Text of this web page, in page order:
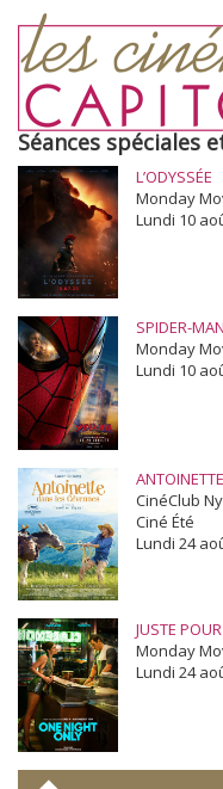
Séances spéciales
L’ODYSSÉE
Monday
Lundi 10
SPIDER-
Monday
Lundi 10
CinéClub
Ciné Été
Lundi 24
JUSTE
Monday
Lundi 24